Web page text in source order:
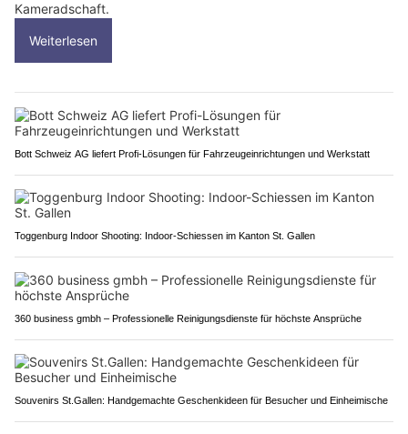
Kameradschaft.
Weiterlesen
Bott Schweiz AG liefert Profi-Lösungen für Fahrzeugeinrichtungen und Werkstatt
Toggenburg Indoor Shooting: Indoor-Schiessen im Kanton St. Gallen
360 business gmbh – Professionelle Reinigungsdienste für höchste Ansprüche
Souvenirs St.Gallen: Handgemachte Geschenkideen für Besucher und Einheimische